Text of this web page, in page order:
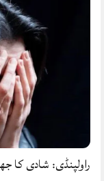
راولپنڈی: شادی